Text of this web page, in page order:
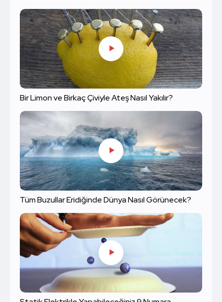
Bir Limon ve Birkaç Çiviyle Ateş Nasıl Yakılır?
Tüm Buzullar Eridiğinde Dünya Nasıl Görünecek?